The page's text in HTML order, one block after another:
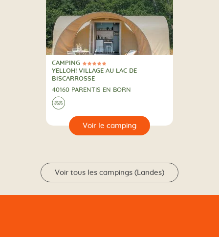
5 Étoiles
CAMPING
CAMPING
YELLOH! VILLAGE AU LAC DE
BISCARROSSE
40160 PARENTIS EN BORN
Au bord de l'eau
🌊
Voir tous les campings (Landes)